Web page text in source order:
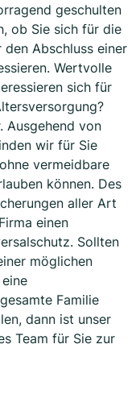
geschulten
ob Sie sich für die
Abschluss einer
Wertvolle
sich für
Ausgehend von
wir für Sie
vermeidbare
können. Des
aller Art
einen
Sollten
möglichen
Familie
dann ist unser
Team für Sie zur